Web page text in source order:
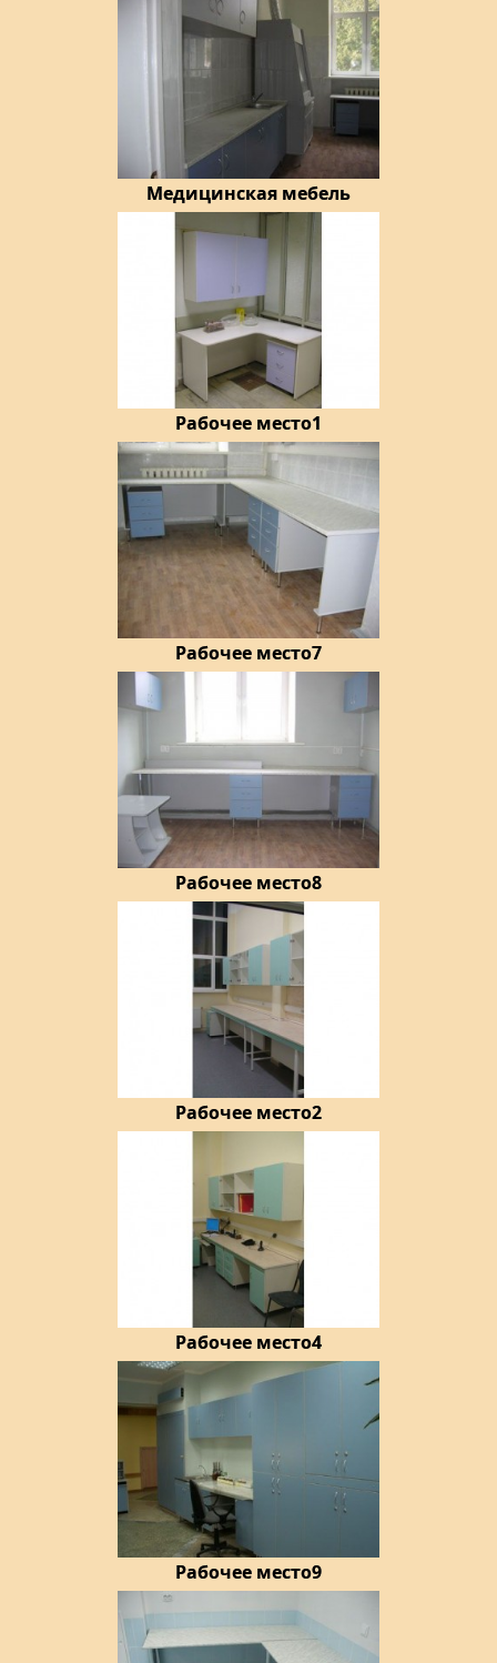
Медицинская мебель
Рабочее место1
Рабочее место7
Рабочее место8
Рабочее место2
Рабочее место4
Рабочее место9